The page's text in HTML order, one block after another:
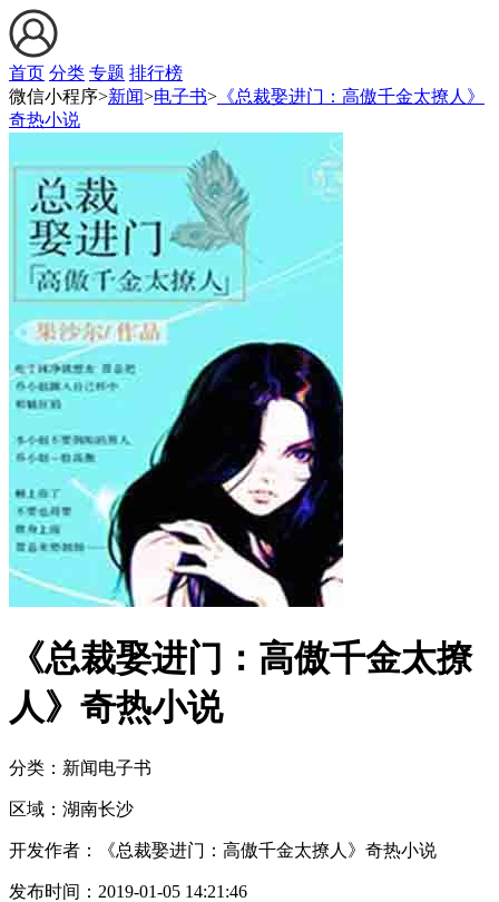
首页 分类 专题 排行榜
微信小程序>新闻>电子书> 《总裁娶进门：高傲千金太撩人》
奇热小说
《总裁娶进门：高傲千金太撩
人》奇热小说
分类：新闻电子书
区域： 湖南长沙
开发作者： 《总裁娶进门：高傲千金太撩人》奇热小说
发布时间： 2019-01-05 14:21:46